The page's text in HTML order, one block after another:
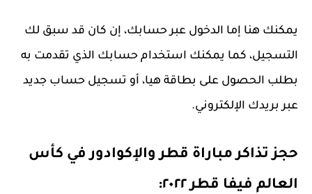
يمكنك هنا إما الدخول عبر حسابك، إن كان قد سبق لك
التسجيل، كما يمكنك استخدام حسابك الذي تقدمت به
بطلب الحصول على بطاقة هيا، أو تسجيل حساب جديد
عبر بريدك الإلكتروني.
حجز تذاكر مباراة قطر والإكوادور في كأس
العالم فيفا قطر ٢٠٢٢: